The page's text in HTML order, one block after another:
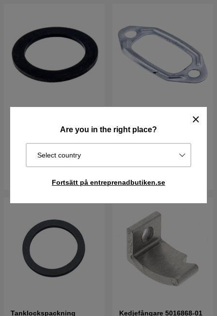
Are you in the right place?
Select country
Fortsätt på entreprenadbutiken.se
51 kr
Packning Ljuddämpare
58 kr
Tanklockspackning
Kedjefångare 5016868-01